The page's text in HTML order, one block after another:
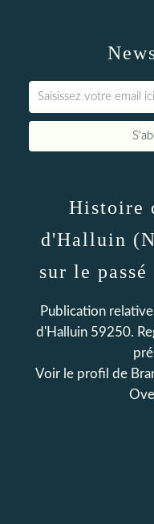
Histoire
d'Halluin
sur le
Publication
d'Halluin 59250.
Voir le profil de